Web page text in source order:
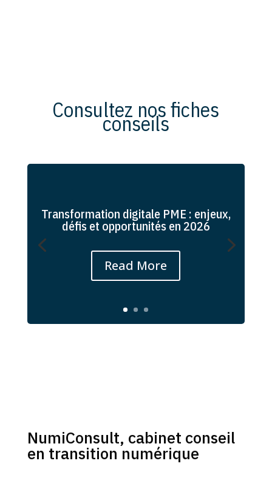
Consultez nos fiches
conseils
Transformation digitale PME : enjeux,
défis et opportunités en 2026
Read More
NumiConsult, cabinet conseil
en transition numérique